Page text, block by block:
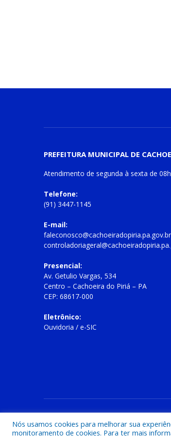
PREFEITURA MUNICIPAL DE
Atendimento de segunda à sexta de
Telefone:
(91) 3447-1145
E-mail:
faleconosco@cachoeiradopiria.pa.gov.br
Presencial:
Av. Getulio Vargas, 534
Centro – Cachoeira do Piriá – PA
CEP: 68617-000
Eletrônico:
Ouvidoria / e-SIC
Nós usamos cookies para melhorar sua
monitoramento de cookies. Para ter mais